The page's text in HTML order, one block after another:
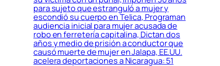
para sujeto que estranguló a mujer y
escondió su cuerpo en Telica, Programan
audiencia inicial para mujer acusada de
robo en ferretería capitalina, Dictan dos
años y medio de prisión a conductor que
causó muerte de mujer en Jalapa, EE.UU.
acelera deportaciones a Nicaragua: 51